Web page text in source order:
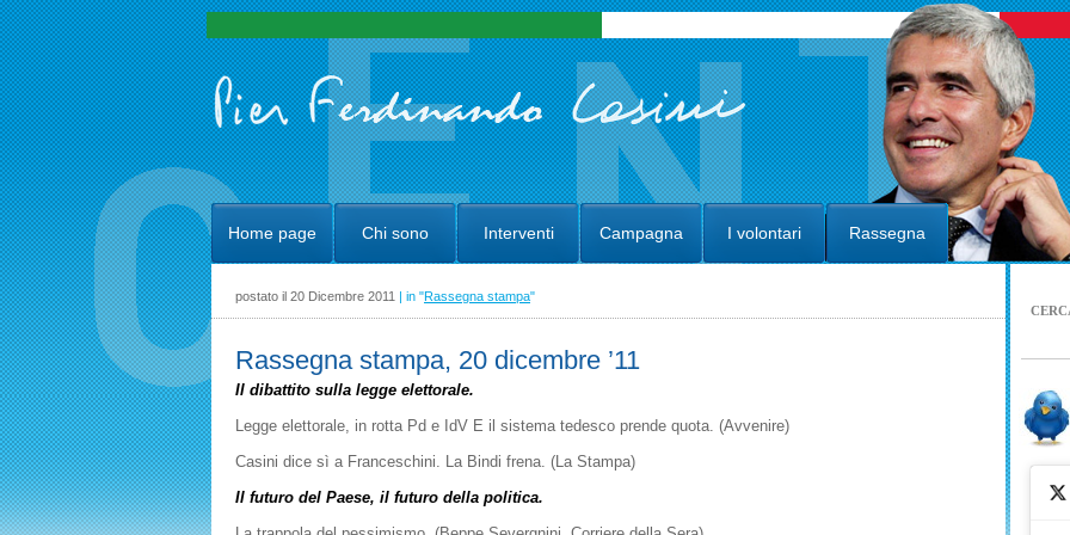
Home page Chi sono Interventi Campagna I volontari Rassegna
postato il 20 Dicembre 2011 | in "Rassegna stampa"
Rassegna stampa, 20 dicembre ’11
Il dibattito sulla legge elettorale.
Legge elettorale, in rotta Pd e IdV E il sistema tedesco prende quota. (Avvenire)
Casini dice sì a Franceschini. La Bindi frena. (La Stampa)
Il futuro del Paese, il futuro della politica.